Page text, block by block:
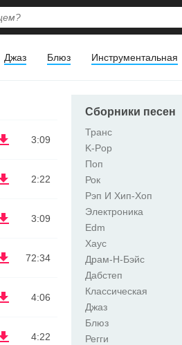
Джаз Блюз Инструментальная
3:09
2:22
3:09
72:34
4:06
4:22
Сборники песен
Транс
K-Pop
Поп
Рок
Рэп И Хип-Хоп
Электроника
Edm
Хаус
Драм-Н-Бэйс
Дабстеп
Классическая
Джаз
Блюз
Регги